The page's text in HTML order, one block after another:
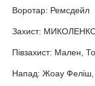
Воротар: Ремсдейл
Захист:
Півзахист: Мален,
Напад: Жоау Феліш,